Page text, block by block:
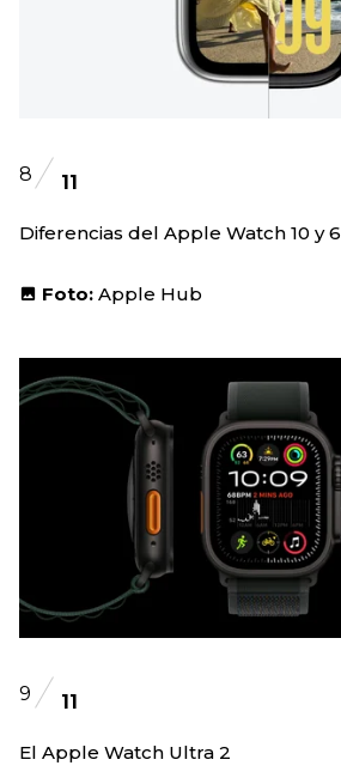
8 11
Diferencias del Apple Watch 10 y 6
Foto: Apple Hub
9 11
El Apple Watch Ultra 2